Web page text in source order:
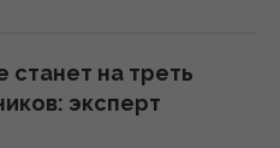
станет на треть
эксперт